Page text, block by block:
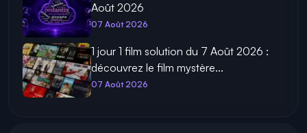
Août 2026
07 Août 2026
1 jour 1 film solution du 7 Août 2026 :
découvrez le film mystère...
07 Août 2026